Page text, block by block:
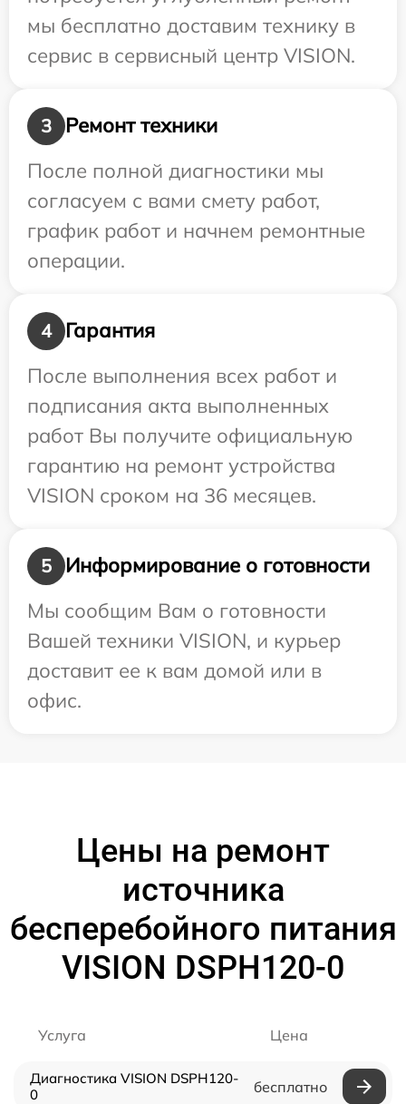
мы бесплатно доставим технику в
сервис в сервисный центр VISION.
3
Ремонт техники
После полной диагностики мы
согласуем с вами смету работ,
график работ и начнем ремонтные
операции.
4
Гарантия
После выполнения всех работ и
подписания акта выполненных
работ Вы получите официальную
гарантию на ремонт устройства
VISION сроком на 36 месяцев.
5
Информирование о готовности
Мы сообщим Вам о готовности
Вашей техники VISION, и курьер
доставит ее к вам домой или в
офис.
Цены на ремонт
источника
бесперебойного питания
VISION DSPH120-0
Услуга Цена
Диагностика VISION DSPH120-
0
бесплатно